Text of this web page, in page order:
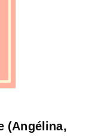
(Angélina,